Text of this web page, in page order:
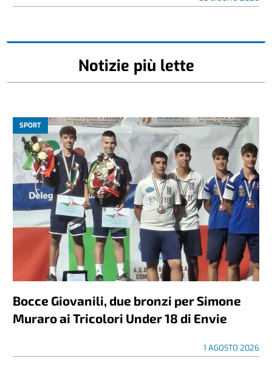
Notizie più lette
SPORT
Bocce Giovanili, due bronzi per Simone
Muraro ai Tricolori Under 18 di Envie
1 AGOSTO 2026